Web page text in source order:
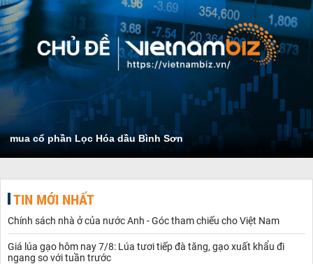
mua cổ phần Lọc Hóa dầu Bình Sơn
TIN MỚI NHẤT
Chính sách nhà ở của nước Anh - Góc tham chiếu cho Việt Nam
Giá lúa gạo hôm nay 7/8: Lúa tươi tiếp đà tăng, gạo xuất khẩu đi
ngang so với tuần trước